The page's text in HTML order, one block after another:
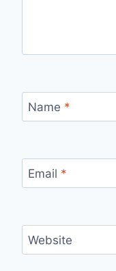
Name *
Email *
Website